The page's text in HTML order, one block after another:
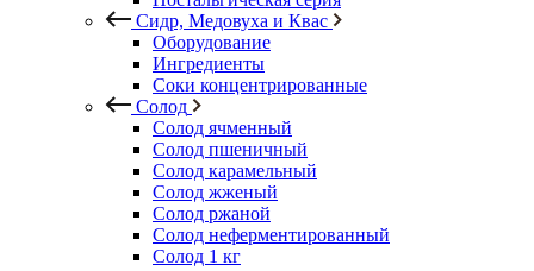
Сидр, Медовуха и Квас
Оборудование
Ингредиенты
Соки концентрированные
Солод
Солод ячменный
Солод пшеничный
Солод карамельный
Солод жженый
Солод ржаной
Солод неферментированный
Солод 1 кг